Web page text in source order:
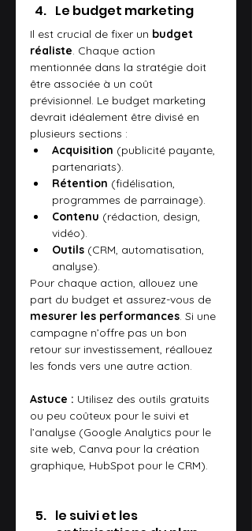
Le budget marketing
Il est crucial de fixer un budget
réaliste. Chaque action
mentionnée dans la stratégie doit
être associée à un coût
prévisionnel. Le budget marketing
devrait idéalement être divisé en
plusieurs sections :
Acquisition (publicité payante,
partenariats).
Rétention (fidélisation,
programmes de parrainage).
Contenu (rédaction, design,
vidéo).
Outils (CRM, automatisation,
analyse).
Pour chaque action, allouez une
part du budget et assurez-vous de
mesurer les performances. Si une
campagne n’offre pas un bon
retour sur investissement, réallouez
les fonds vers une autre action.
Astuce : Utilisez des outils gratuits
ou peu coûteux pour le suivi et
l’analyse (Google Analytics pour le
site web, Canva pour la création
graphique, HubSpot pour le CRM).
le suivi et les